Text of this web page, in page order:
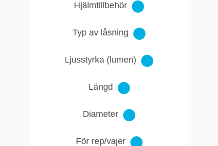
Hjälmtillbehör
Typ av låsning
Ljusstyrka (lumen)
Längd
Diameter
För rep/vajer